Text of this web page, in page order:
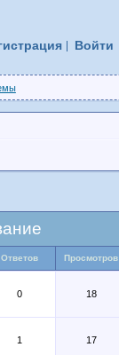
Войти
Ответов Просмотров
0
18
1
17